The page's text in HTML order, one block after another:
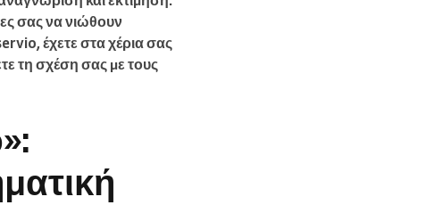
σας να νιώθουν
έχετε στα χέρια σας
τη σχέση σας με τους